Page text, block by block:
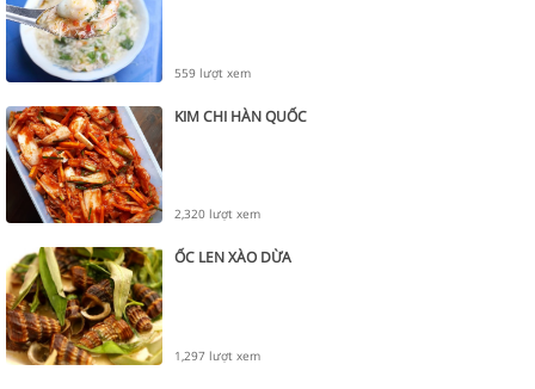
559 lượt xem
KIM CHI HÀN QUỐC
2,320 lượt xem
ỐC LEN XÀO DỪA
1,297 lượt xem